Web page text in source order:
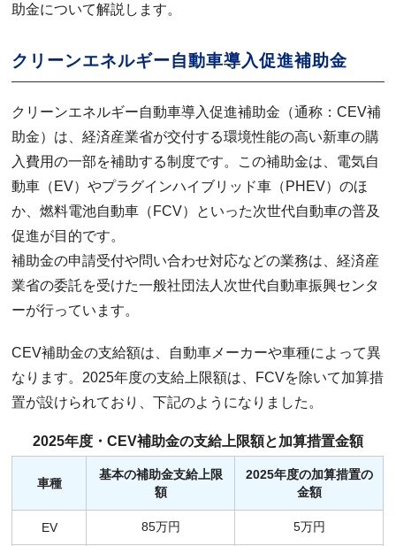
助金について解説します。
クリーンエネルギー自動車導入促進補助金
クリーンエネルギー自動車導入促進補助金（通称：CEV補
助金）は、経済産業省が交付する環境性能の高い新車の購
入費用の一部を補助する制度です。この補助金は、電気自
動車（EV）やプラグインハイブリッド車（PHEV）のほ
か、燃料電池自動車（FCV）といった次世代自動車の普及
促進が目的です。
補助金の申請受付や問い合わせ対応などの業務は、経済産
業省の委託を受けた一般社団法人次世代自動車振興センタ
ーが行っています。
CEV補助金の支給額は、自動車メーカーや車種によって異
なります。2025年度の支給上限額は、FCVを除いて加算措
置が設けられており、下記のようになりました。
2025年度・CEV補助金の支給上限額と加算措置金額
車種
基本の補助金支給上限
額
2025年度の加算措置の
金額
EV 85万円 5万円